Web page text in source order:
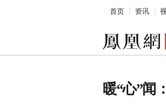
首页 资讯
暖“心”闻